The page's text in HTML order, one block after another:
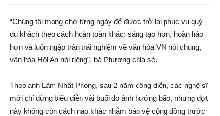
“Chúng tôi mong chờ từng ngày để được trở lại phục vụ quý
du khách theo cách hoàn toàn khác: sáng tạo hơn, hoàn hảo
hơn và luôn ngập tràn trải nghiệm về văn hóa VN nói chung,
văn hóa Hội An nói riêng”, bà Phương chia sẻ.
Theo anh Lâm Nhất Phong, sau 2 năm công diễn, các nghệ sĩ
mới chỉ dừng biểu diễn vài buổi do ảnh hưởng bão, nhưng đợt
này không còn cách nào khác nhằm bảo vệ cộng đồng trước